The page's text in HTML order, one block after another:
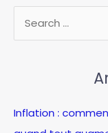
comment
dénicher
des
Growth.
rInflation :